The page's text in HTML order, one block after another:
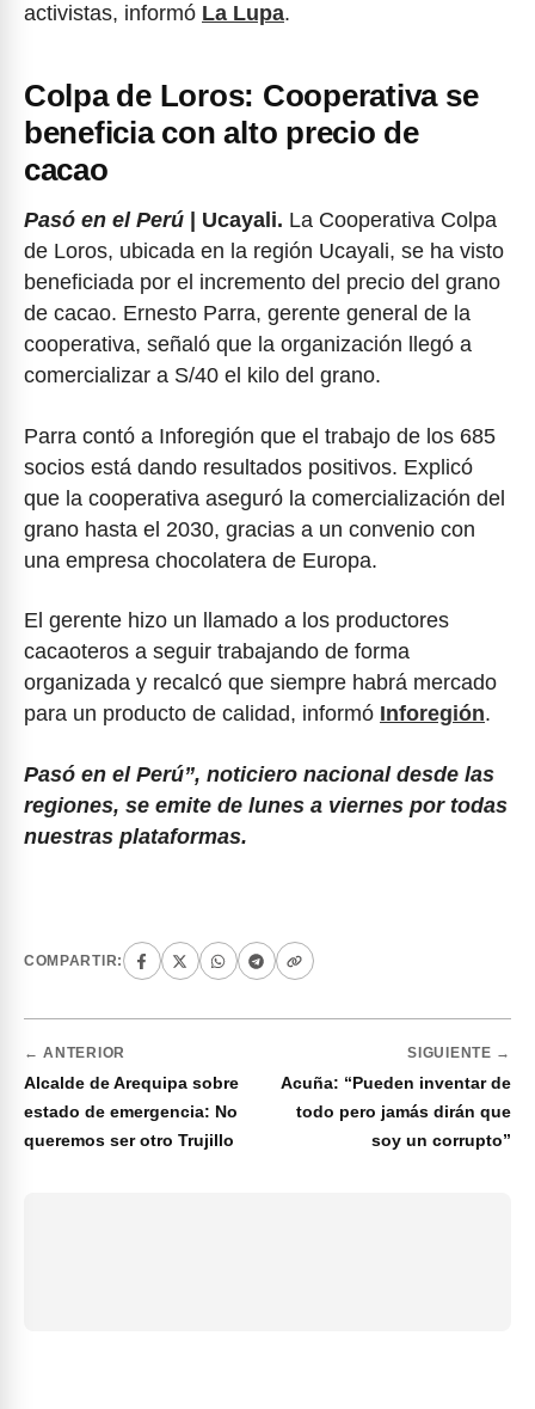
activistas, informó La Lupa.
Colpa de Loros: Cooperativa se
beneficia con alto precio de
cacao
Pasó en el Perú | Ucayali. La Cooperativa Colpa
de Loros, ubicada en la región Ucayali, se ha visto
beneficiada por el incremento del precio del grano
de cacao. Ernesto Parra, gerente general de la
cooperativa, señaló que la organización llegó a
comercializar a S/40 el kilo del grano.
Parra contó a Inforegión que el trabajo de los 685
socios está dando resultados positivos. Explicó
que la cooperativa aseguró la comercialización del
grano hasta el 2030, gracias a un convenio con
una empresa chocolatera de Europa.
El gerente hizo un llamado a los productores
cacaoteros a seguir trabajando de forma
organizada y recalcó que siempre habrá mercado
para un producto de calidad, informó Inforegión.
Pasó en el Perú”, noticiero nacional desde las
regiones, se emite de lunes a viernes por todas
nuestras plataformas.
COMPARTIR:
← ANTERIOR
Alcalde de Arequipa sobre
estado de emergencia: No
queremos ser otro Trujillo
SIGUIENTE →
Acuña: “Pueden inventar de
todo pero jamás dirán que
soy un corrupto”